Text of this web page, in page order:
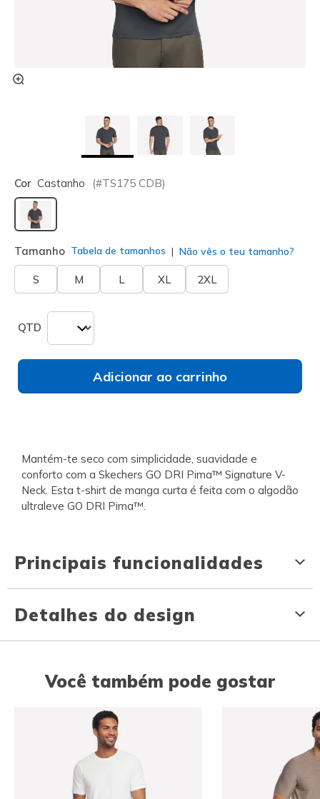
Cor Castanho (#TS175 CDB)
selecionado
Tamanho Tabela de tamanhos Não vês o teu tamanho?
S M L XL 2XL
QTD
Adicionar ao carrinho
Mantém-te seco com simplicidade, suavidade e
conforto com a Skechers GO DRI Pima™ Signature V-
Neck. Esta t-shirt de manga curta é feita com o algodão
ultraleve GO DRI Pima™.
Principais funcionalidades
Detalhes do design
Você também pode gostar